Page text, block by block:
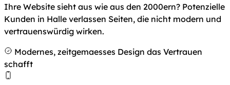
Ihre Website sieht aus wie aus den 2000ern? Potenzielle
Kunden in Halle verlassen Seiten, die nicht modern und
vertrauenswürdig wirken.
Modernes, zeitgemaesses Design das Vertrauen
schafft